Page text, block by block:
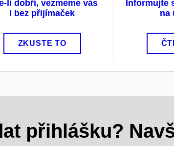
li dobří, vezmeme vás
i bez přijímaček
ZKUSTE TO
Informujte
na
přihlášku?